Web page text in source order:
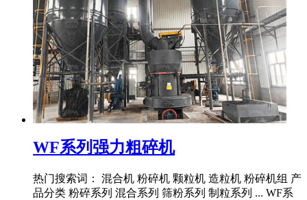
WF系列强力粗碎机
热门搜索词： 混合机 粉碎机 颗粒机 造粒机 粉碎机组 产
品分类 粉碎系列 混合系列 筛粉系列 制粒系列 ... WF系